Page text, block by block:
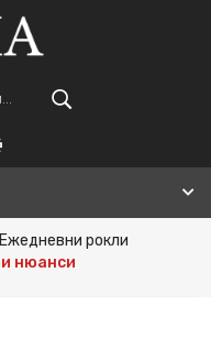
ПРАЗНА.
Ежедневни рокли
нюанси